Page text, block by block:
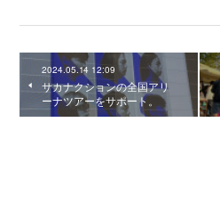
2024.05.14 12:09
サカナクションの全国アリ
ーナツアーをサポート。